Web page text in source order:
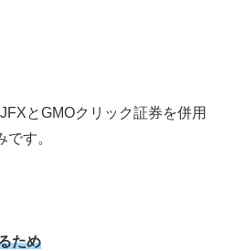
とGMOクリック証券を併用
す。
ため